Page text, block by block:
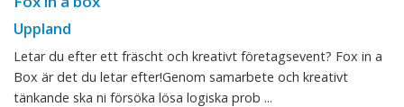
Uppland
Letar du efter ett fräscht och kreativt företagsevent? Fox in a
Box är det du letar efter!Genom samarbete och kreativt
tänkande ska ni försöka lösa logiska prob ...